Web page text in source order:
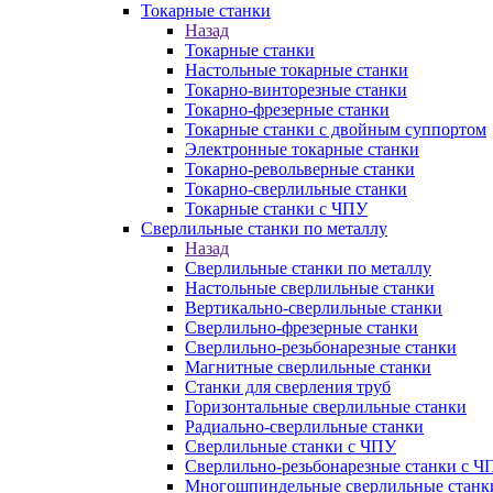
Токарные станки
Назад
Токарные станки
Настольные токарные станки
Токарно-винторезные станки
Токарно-фрезерные станки
Токарные станки с двойным суппортом
Электронные токарные станки
Токарно-револьверные станки
Токарно-сверлильные станки
Токарные станки с ЧПУ
Сверлильные станки по металлу
Назад
Сверлильные станки по металлу
Настольные сверлильные станки
Вертикально-сверлильные станки
Сверлильно-фрезерные станки
Сверлильно-резьбонарезные станки
Магнитные сверлильные станки
Станки для сверления труб
Горизонтальные сверлильные станки
Радиально-сверлильные станки
Сверлильные станки с ЧПУ
Сверлильно-резьбонарезные станки с
Многошпиндельные сверлильные